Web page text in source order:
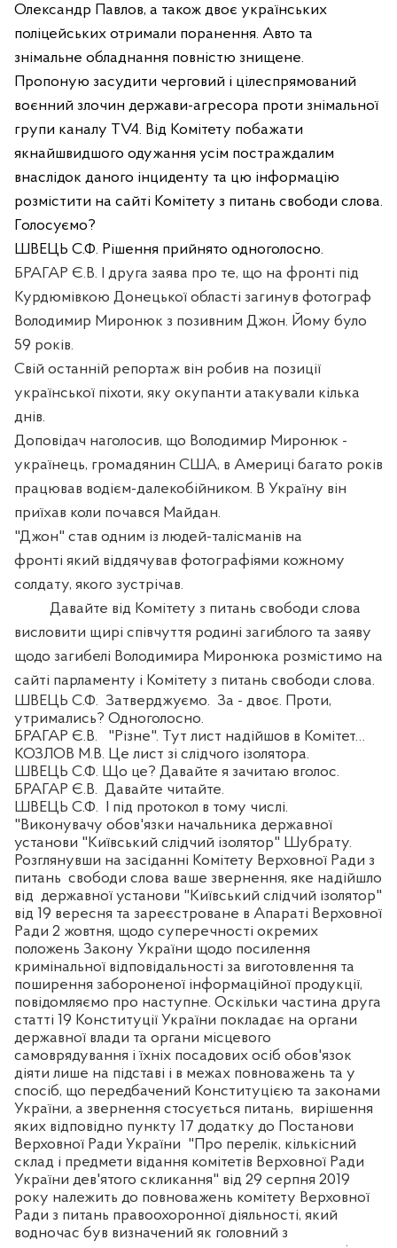
Олександр Павлов, а також двоє українських
поліцейських отримали поранення. Авто та
знімальне обладнання повністю знищене.
Пропоную засудити черговий і цілеспрямований
воєнний злочин держави-агресора проти знімальної
групи каналу TV4. Від Комітету побажати
якнайшвидшого одужання усім постраждалим
внаслідок даного інциденту та цю інформацію
розмістити на сайті Комітету з питань свободи слова.
Голосуємо?
ШВЕЦЬ С.Ф. Рішення прийнято одноголосно.
БРАГАР Є.В. І друга заява про те, що на фронті під
Курдюмівкою Донецької області загинув фотограф
Володимир Миронюк з позивним Джон. Йому було
59 років.
Свій останній репортаж він робив на позиції
української піхоти, яку окупанти атакували кілька
днів.
Доповідач наголосив, що Володимир Миронюк -
українець, громадянин США, в Америці багато років
працював водієм-далекобійником. В Україну він
приїхав коли почався Майдан.
"Джон" став одним із людей-талісманів на
фронті який віддячував фотографіями кожному
солдату, якого зустрічав.
Давайте від Комітету з питань свободи слова
висловити щирі співчуття родині загиблого та заяву
щодо загибелі Володимира Миронюка розмістимо на
сайті парламенту і Комітету з питань свободи слова.
ШВЕЦЬ С.Ф. Затверджуємо. За - двоє. Проти,
утримались? Одноголосно.
БРАГАР Є.В.
"Різне". Тут лист надійшов в Комітет…
КОЗЛОВ М.В. Це лист зі слідчого ізолятора.
ШВЕЦЬ С.Ф. Що це? Давайте я зачитаю вголос.
БРАГАР Є.В. Давайте читайте.
ШВЕЦЬ С.Ф.
І під протокол в тому числі.
"Виконувачу обов'язки начальника державної
установи "Київський слідчий ізолятор" Шубрату.
Розглянувши на засіданні Комітету Верховної Ради з
питань свободи слова ваше звернення, яке надійшло
від державної установи "Київський слідчий ізолятор"
від 19 вересня та зареєстроване в Апараті Верховної
Ради 2 жовтня, щодо суперечності окремих
положень Закону України щодо посилення
кримінальної відповідальності за виготовлення та
поширення забороненої інформаційної продукції,
повідомляємо про наступне. Оскільки частина друга
статті 19 Конституції України покладає на органи
державної влади та органи місцевого
самоврядування і їхніх посадових осіб обов'язок
діяти лише на підставі і в межах повноважень та у
спосіб, що передбачений Конституцією та законами
України, а звернення стосується питань, вирішення
яких відповідно пункту 17 додатку до Постанови
Верховної Ради України "Про перелік, кількісний
склад і предмети відання комітетів Верховної Ради
України дев'ятого скликання" від 29 серпня 2019
року належить до повноважень комітету Верховної
Ради з питань правоохоронної діяльності, який
водночас був визначений як головний з